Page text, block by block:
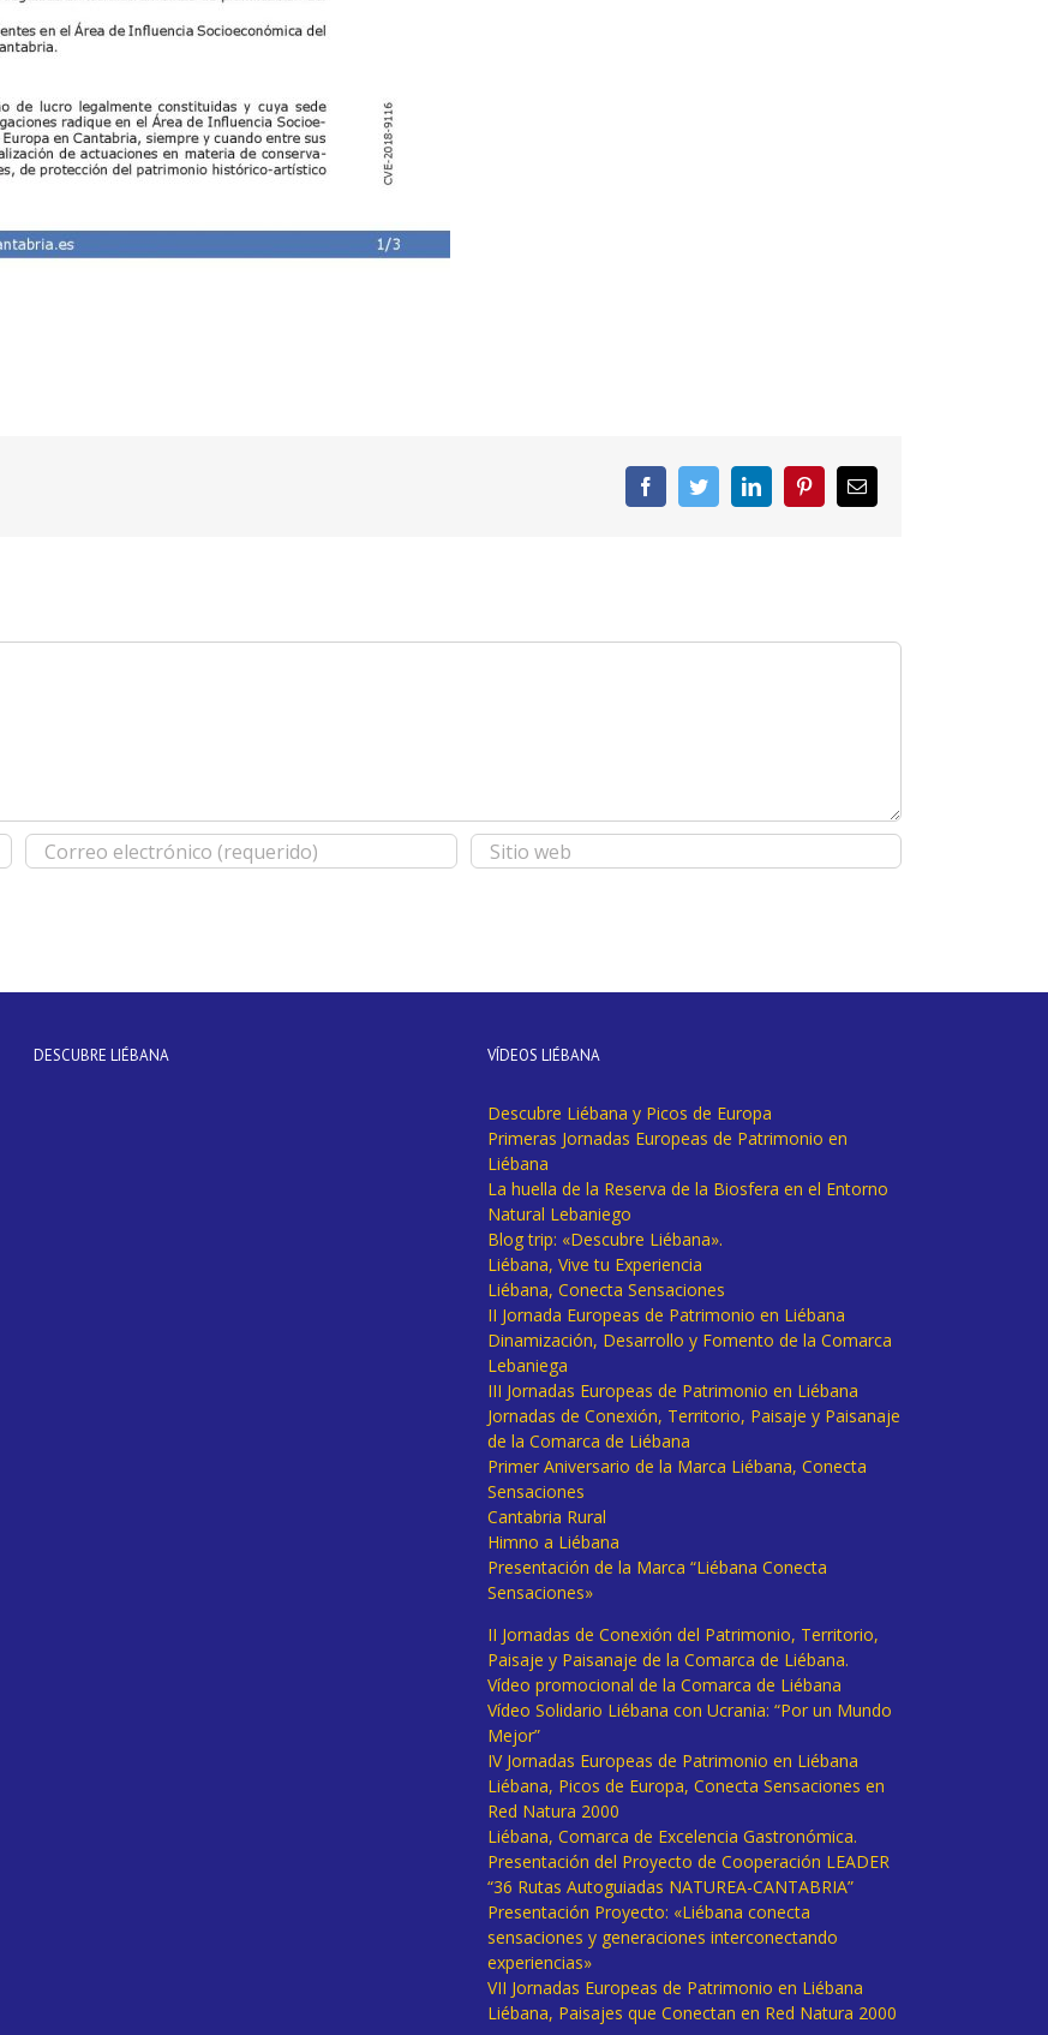
FacebookTwitterLinkedInPinterestCorreo
electrónico
DESCUBRE LIÉBANA VÍDEOS LIÉBANA
Descubre Liébana y Picos de Europa
Primeras Jornadas Europeas de Patrimonio en
Liébana
La huella de la Reserva de la Biosfera en el Entorno
Natural Lebaniego
Blog trip: «Descubre Liébana».
Liébana, Vive tu Experiencia
Liébana, Conecta Sensaciones
II Jornada Europeas de Patrimonio en Liébana
Dinamización, Desarrollo y Fomento de la Comarca
Lebaniega
III Jornadas Europeas de Patrimonio en Liébana
Jornadas de Conexión, Territorio, Paisaje y Paisanaje
de la Comarca de Liébana
Primer Aniversario de la Marca Liébana, Conecta
Sensaciones
Cantabria Rural
Himno a Liébana
Presentación de la Marca “Liébana Conecta
Sensaciones»
II Jornadas de Conexión del Patrimonio, Territorio,
Paisaje y Paisanaje de la Comarca de Liébana.
Vídeo promocional de la Comarca de Liébana
Vídeo Solidario Liébana con Ucrania: “Por un Mundo
Mejor”
IV Jornadas Europeas de Patrimonio en Liébana
Liébana, Picos de Europa, Conecta Sensaciones en
Red Natura 2000
Liébana, Comarca de Excelencia Gastronómica.
Presentación del Proyecto de Cooperación LEADER
“36 Rutas Autoguiadas NATUREA-CANTABRIA”
Presentación Proyecto: «Liébana conecta
sensaciones y generaciones interconectando
experiencias»
VII Jornadas Europeas de Patrimonio en Liébana
Liébana, Paisajes que Conectan en Red Natura 2000